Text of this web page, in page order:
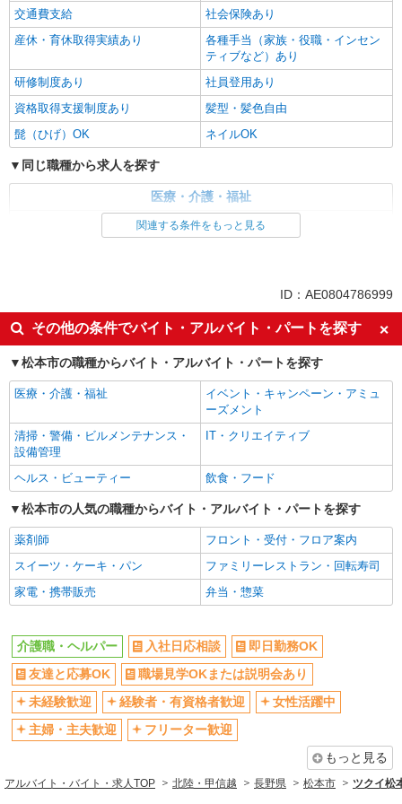
交通費支給
社会保険あり
産休・育休取得実績あり
各種手当（家族・役職・インセン
ティブなど）あり
研修制度あり
社員登用あり
資格取得支援制度あり
髪型・髪色自由
髭（ひげ）OK
ネイルOK
同じ職種から求人を探す
医療・介護・福祉
副業・WワークOK
交通費支給
社会保険あり
産休・育休取得実績あり
社員登用あり
関連する条件をもっと見る
ID：AE0804786999
その他の条件でバイト・アルバイト・パートを探す
松本市の職種からバイト・アルバイト・パートを探す
医療・介護・福祉
イベント・キャンペーン・アミュ
ーズメント
清掃・警備・ビルメンテナンス・
設備管理
IT・クリエイティブ
ヘルス・ビューティー 飲食・フード
松本市の人気の職種からバイト・アルバイト・パートを探す
薬剤師
フロント・受付・フロア案内
スイーツ・ケーキ・パン
ファミリーレストラン・回転寿司
家電・携帯販売
弁当・惣菜
介護職・ヘルパー 入社日応相談
即日勤務OK
友達と応募OK
職場見学OKまたは説明会あり
未経験歓迎
経験者・有資格者歓迎
女性活躍中
主婦・主夫歓迎
フリーター歓迎
もっと見る
アルバイト・バイト・求人TOP 北陸・甲信越 長野県 松本市 ツクイ松